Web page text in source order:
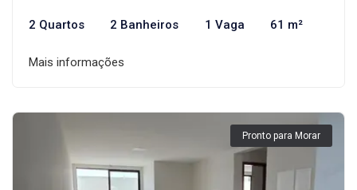
2 Quartos 2 Banheiros 1 Vaga 61 m²
Mais informações
Pronto para Morar